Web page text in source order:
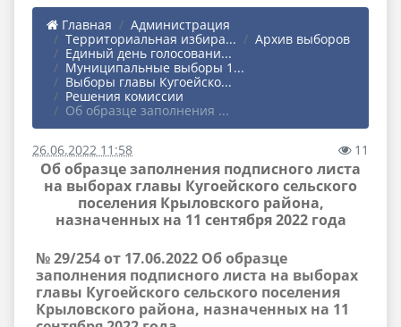
Главная
Администрация
Территориальная избира...
Архив выборов
Единый день голосовани...
Муниципальные выборы 1...
Выборы главы Кугоейско...
Решения комиссии
Об образце заполнения ...
26.06.2022 11:58 11
Об образце заполнения подписного листа
на выборах главы Кугоейского сельского
поселения Крыловского района,
назначенных на 11 сентября 2022 года
№ 29/254 от 17.06.2022 Об образце
заполнения подписного листа на выборах
главы Кугоейского сельского поселения
Крыловского района, назначенных на 11